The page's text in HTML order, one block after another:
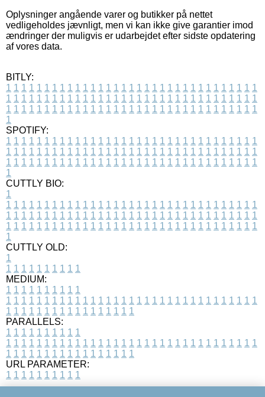
Oplysninger angående varer og butikker på nettet
vedligeholdes jævnligt, men vi kan ikke give garantier imod
ændringer der muligvis er udarbejdet efter sidste opdatering
af vores data.
BITLY:
1 1 1 1 1 1 1 1 1 1 1 1 1 1 1 1 1 1 1 1 1 1 1 1 1 1 1 1 1 1 1 1 1
1 1 1 1 1 1 1 1 1 1 1 1 1 1 1 1 1 1 1 1 1 1 1 1 1 1 1 1 1 1 1 1 1
1 1 1 1 1 1 1 1 1 1 1 1 1 1 1 1 1 1 1 1 1 1 1 1 1 1 1 1 1 1 1 1 1
1
SPOTIFY:
1 1 1 1 1 1 1 1 1 1 1 1 1 1 1 1 1 1 1 1 1 1 1 1 1 1 1 1 1 1 1 1 1
1 1 1 1 1 1 1 1 1 1 1 1 1 1 1 1 1 1 1 1 1 1 1 1 1 1 1 1 1 1 1 1 1
1 1 1 1 1 1 1 1 1 1 1 1 1 1 1 1 1 1 1 1 1 1 1 1 1 1 1 1 1 1 1 1 1
1
CUTTLY BIO:
1
1 1 1 1 1 1 1 1 1 1 1 1 1 1 1 1 1 1 1 1 1 1 1 1 1 1 1 1 1 1 1 1 1
1 1 1 1 1 1 1 1 1 1 1 1 1 1 1 1 1 1 1 1 1 1 1 1 1 1 1 1 1 1 1 1 1
1 1 1 1 1 1 1 1 1 1 1 1 1 1 1 1 1 1 1 1 1 1 1 1 1 1 1 1 1 1 1 1 1
1
CUTTLY OLD:
1
1 1 1 1 1 1 1 1 1 1
MEDIUM:
1 1 1 1 1 1 1 1 1 1
1 1 1 1 1 1 1 1 1 1 1 1 1 1 1 1 1 1 1 1 1 1 1 1 1 1 1 1 1 1 1 1 1
1 1 1 1 1 1 1 1 1 1 1 1 1 1 1 1 1
PARALLELS:
1 1 1 1 1 1 1 1 1 1
1 1 1 1 1 1 1 1 1 1 1 1 1 1 1 1 1 1 1 1 1 1 1 1 1 1 1 1 1 1 1 1 1
1 1 1 1 1 1 1 1 1 1 1 1 1 1 1 1 1
URL PARAMETER:
1 1 1 1 1 1 1 1 1 1